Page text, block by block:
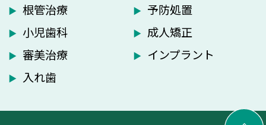
根管治療
予防処置
小児歯科
成人矯正
審美治療
インプラント
入れ歯